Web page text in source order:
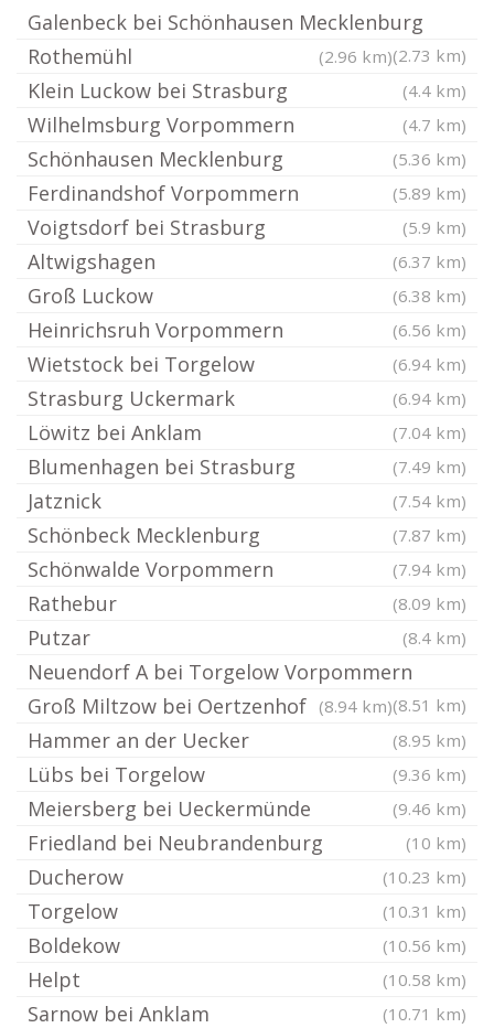
Galenbeck bei Schönhausen Mecklenburg
(2.73 km)
Rothemühl (2.96 km)
Klein Luckow bei Strasburg (4.4 km)
Wilhelmsburg Vorpommern (4.7 km)
Schönhausen Mecklenburg (5.36 km)
Ferdinandshof Vorpommern (5.89 km)
Voigtsdorf bei Strasburg (5.9 km)
Altwigshagen (6.37 km)
Groß Luckow (6.38 km)
Heinrichsruh Vorpommern (6.56 km)
Wietstock bei Torgelow (6.94 km)
Strasburg Uckermark (6.94 km)
Löwitz bei Anklam (7.04 km)
Blumenhagen bei Strasburg (7.49 km)
Jatznick (7.54 km)
Schönbeck Mecklenburg (7.87 km)
Schönwalde Vorpommern (7.94 km)
Rathebur (8.09 km)
Putzar (8.4 km)
Neuendorf A bei Torgelow Vorpommern
(8.51 km)
Groß Miltzow bei Oertzenhof (8.94 km)
Hammer an der Uecker (8.95 km)
Lübs bei Torgelow (9.36 km)
Meiersberg bei Ueckermünde (9.46 km)
Friedland bei Neubrandenburg (10 km)
Ducherow (10.23 km)
Torgelow (10.31 km)
Boldekow (10.56 km)
Helpt (10.58 km)
Sarnow bei Anklam (10.71 km)